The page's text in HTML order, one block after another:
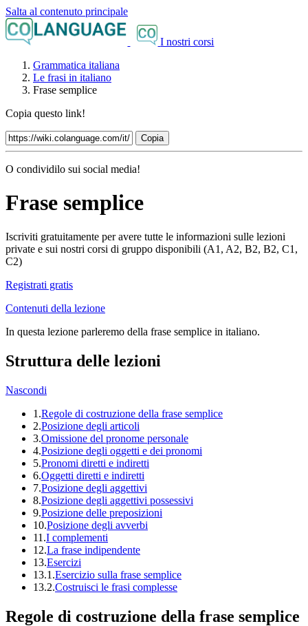
Salta al contenuto principale
I nostri corsi
Grammatica italiana
Le frasi in italiano
Frase semplice
Copia questo link!
Copia
O condividilo sui social media!
Frase semplice
Iscriviti gratuitamente per avere tutte le informazioni sulle lezioni
private e sui nostri corsi di gruppo disponibili (A1, A2, B2, B2, C1,
C2)
Registrati gratis
Contenuti della lezione
In questa lezione parleremo della frase semplice in italiano.
Struttura delle lezioni
Nascondi
1.Regole di costruzione della frase semplice
2.Posizione degli articoli
3.Omissione del pronome personale
4.Posizione degli oggetti e dei pronomi
5.Pronomi diretti e indiretti
6.Oggetti diretti e indiretti
7.Posizione degli aggettivi
8.Posizione degli aggettivi possessivi
9.Posizione delle preposizioni
10.Posizione degli avverbi
11.I complementi
12.La frase indipendente
13.Esercizi
13.1.Esercizio sulla frase semplice
13.2.Costruisci le frasi complesse
Regole di costruzione della frase semplice